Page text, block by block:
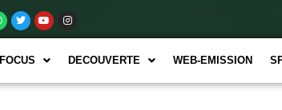
FOCUS DECOUVERTE WEB-EMISSION